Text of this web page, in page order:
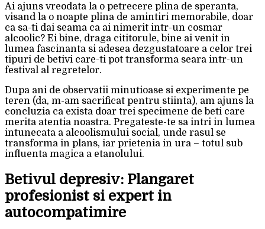
Ai ajuns vreodata la o petrecere plina de speranta,
visand la o noapte plina de amintiri memorabile, doar
ca sa-ti dai seama ca ai nimerit intr-un cosmar
alcoolic? Ei bine, draga cititorule, bine ai venit in
lumea fascinanta si adesea dezgustatoare a celor trei
tipuri de betivi care-ti pot transforma seara intr-un
festival al regretelor.
Dupa ani de observatii minutioase si experimente pe
teren (da, m-am sacrificat pentru stiinta), am ajuns la
concluzia ca exista doar trei specimene de beti care
merita atentia noastra. Pregateste-te sa intri in lumea
intunecata a alcoolismului social, unde rasul se
transforma in plans, iar prietenia in ura – totul sub
influenta magica a etanolului.
Betivul depresiv: Plangaret
profesionist si expert in
autocompatimire